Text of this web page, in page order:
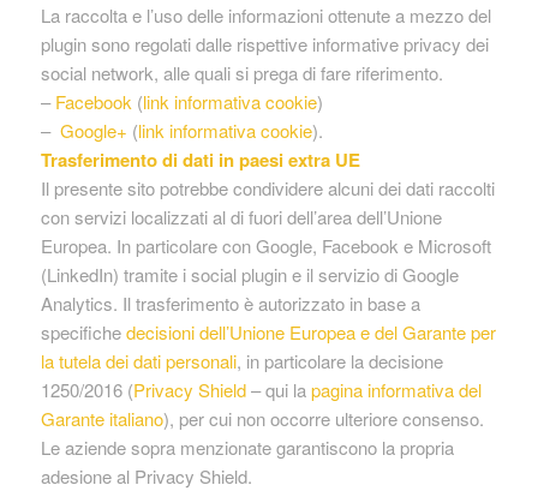
La raccolta e l’uso delle informazioni ottenute a mezzo del
plugin sono regolati dalle rispettive informative privacy dei
social network, alle quali si prega di fare riferimento.
–Facebook (link informativa cookie)
– Google+ (link informativa cookie).
Trasferimento di dati in paesi extra UE
Il presente sito potrebbe condividere alcuni dei dati raccolti
con servizi localizzati al di fuori dell’area dell’Unione
Europea. In particolare con Google, Facebook e Microsoft
(LinkedIn) tramite i social plugin e il servizio di Google
Analytics. Il trasferimento è autorizzato in base a
specifichedecisioni dell’Unione Europea e del Garante per
la tutela dei dati personali, in particolare la decisione
1250/2016 (Privacy Shield– qui lapagina informativa del
Garante italiano), per cui non occorre ulteriore consenso.
Le aziende sopra menzionate garantiscono la propria
adesione al Privacy Shield.